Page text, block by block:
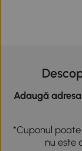
Adaugă
*Cuponul
nu este